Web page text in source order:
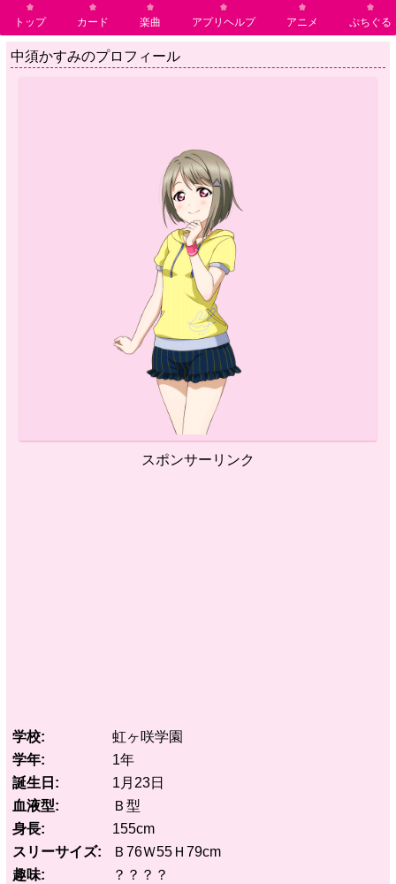
トップ カード 楽曲 アプリヘルプ アニメ ぷちぐる
中須かすみのプロフィール
スポンサーリンク
学校
虹ヶ咲学園
学年
1年
誕生日
1月23日
血液型
Ｂ型
身長
155cm
スリーサイズ
Ｂ76Ｗ55Ｈ79cm
趣味
？？？？